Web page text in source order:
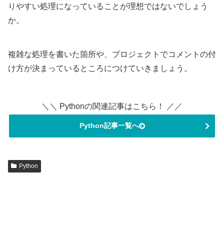
りやすい処理になっていることが理想ではないでしょう
か。
複雑な処理を書いた箇所や、プロジェクトでコメントの付
け方が決まっているところにつけていきましょう。
＼＼ Pythonの関連記事はこちら！ ／／
Python記事一覧へ
Python